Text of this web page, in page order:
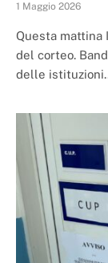
1 Maggio 2026
Questa mattina
del corteo.
delle